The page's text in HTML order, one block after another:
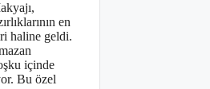
en
haline geldi.
içinde
Bu özel